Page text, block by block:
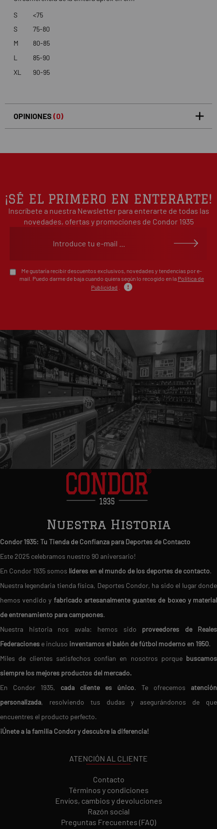
S
<75
S
75-80
M
80-85
L
85-90
XL
90-95
OPINIONES (0)
5
4
0%
estrellas
0%
1
estrellas 0%
¡SÉ EL PRIMERO EN ENTERARTE!
Inscríbete a nuestra Newsletter para enterarte de todas las
novedades, ofertas y promociones de Condor 1935
Me gustaría recibir descuentos exclusivos, novedades y tendencias por e-
mail. Puedo darme de baja cuando quiera según lo recogido en la Política de
Publicidad
Nuestra Historia
Condor 1935: Tu Tienda de Confianza para Deportes de Contacto
Este 2025 celebramos nuestro 90 aniversario!
En Condor 1935 somos líderes en el mundo de los deportes de contacto.
Nuestra legendaria tienda física, Deportes Condor, ha sido el lugar donde
hemos vendido y fabricado artesanalmente guantes de boxeo y material
de entrenamiento para campeones.
Nuestra historia nos avala: hemos sido proveedores de Reales
Federaciones e incluso inventamos el balón de fútbol moderno en 1950.
Miles de clientes satisfechos confían en nosotros porque buscamos
siempre los mejores productos del mercado.
En Condor 1935, cada cliente es único. Te ofrecemos atención
personalizada, resolviendo tus dudas y asegurándonos de que
encuentres el producto perfecto.
¡Únete a la familia Condor y descubre la diferencia!
ATENCIÓN AL CLIENTE
Contacto
Términos y condiciones
Envíos, cambios y devoluciones
Razón social
Preguntas Frecuentes (FAQ)